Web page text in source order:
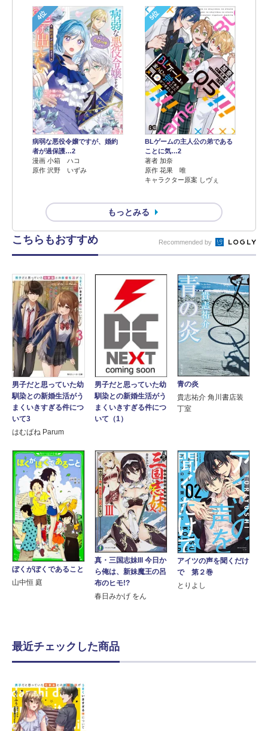
4位
病弱な悪役令嬢ですが、婚約
者が過保護…2
漫画 小箱 ハコ
原作 沢野 いずみ
5位
BLゲームの主人公の弟である
ことに気…2
著者 加奈
原作 花果 唯
キャラクター原案 しヴぇ
もっとみる
こちらもおすすめ Recommended by
男子だと思っていた幼
馴染との新婚生活がう
まくいきすぎる件につ
いて3
はむばね Parum
男子だと思っていた幼
馴染との新婚生活がう
まくいきすぎる件につ
いて（1）
青の炎
貴志祐介 角川書店装
丁室
ぼくがぼくであること
山中恒 庭
真・三国志妹III 今日か
ら俺は、新妹魔王の呂
布のヒモ!?
春日みかげ をん
アイツの声を聞くだけ
で 第２巻
とりよし
最近チェックした商品